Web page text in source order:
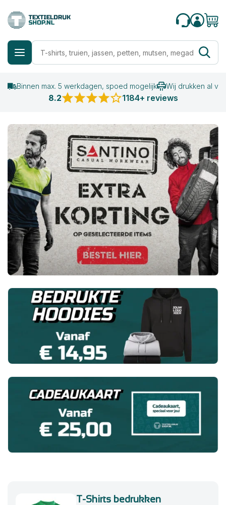
Binnen max. 5 werkdagen, spoed mogelijk Wij drukken al
8.2 1184+ reviews
Kleding bedrukken en ontwerpen:
T-Shirts bedrukken